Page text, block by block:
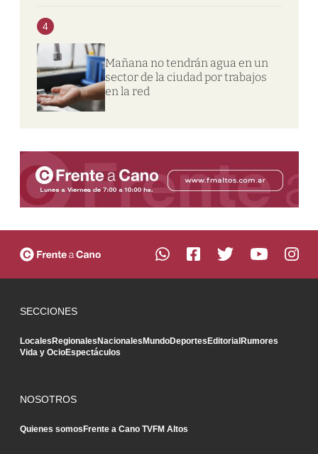
4
Mañana no tendrán agua en un
sector de la ciudad por trabajos
en la red
SECCIONES
LocalesRegionalesNacionalesMundoDeportesEditorialRumores
Vida y OcioEspectáculos
NOSOTROS
Quienes somosFrente a Cano TVFM Altos